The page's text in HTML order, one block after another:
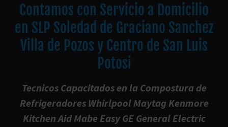
Contamos con Servicio a Domicilio
en SLP Soledad de Graciano Sanchez
Villa de Pozos y Centro de San Luis
Potosi
Tecnicos Capacitados en la Compostura de
Refrigeradores Whirlpool Maytag Kenmore
Kitchen Aid Mabe Easy GE General Electric